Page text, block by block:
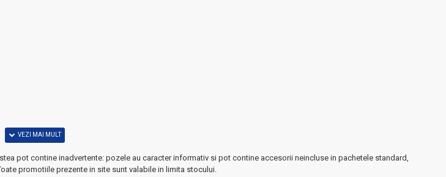
pot contine inadvertente: pozele au caracter informativ si pot contine accesorii neincluse in pachetele standard,
promotiile prezente in site sunt valabile in limita stocului.